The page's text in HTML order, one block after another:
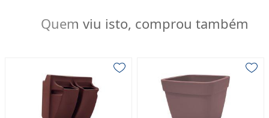
Quem viu isto, comprou também